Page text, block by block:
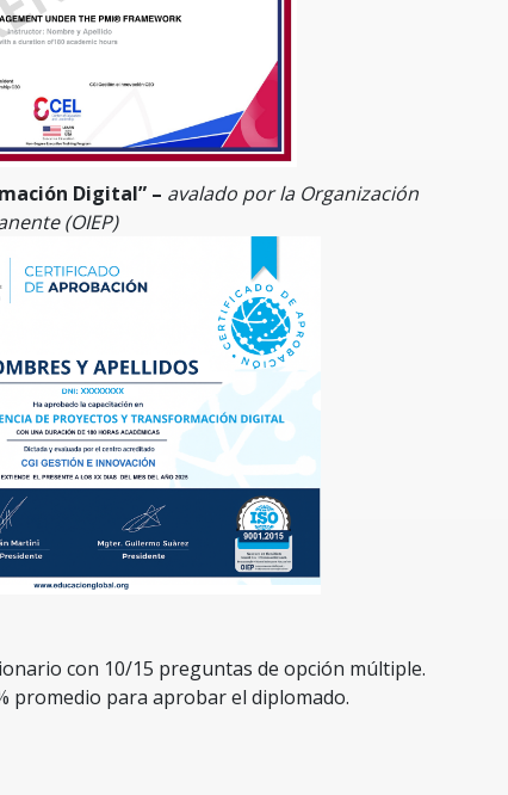
Digital” – avalado por la Organización
(OIEP)
con 10/15 preguntas de opción múltiple.
promedio para aprobar el diplomado.